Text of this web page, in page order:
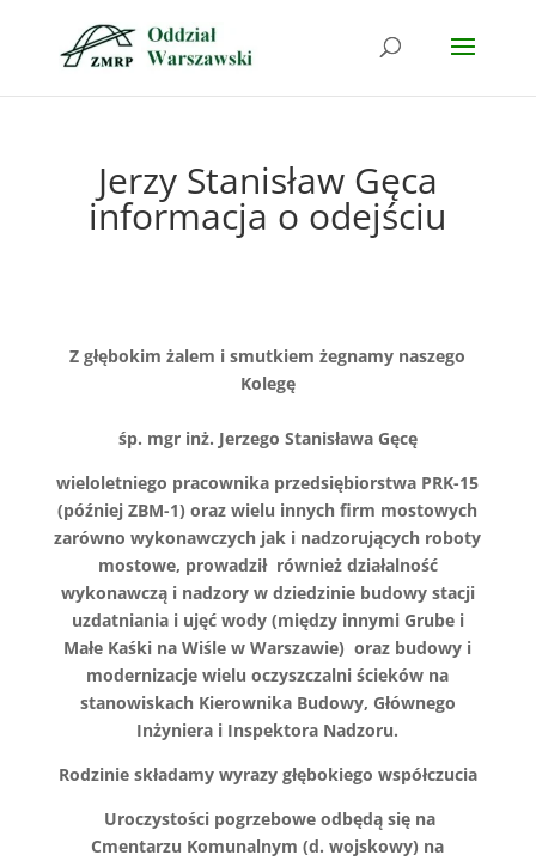
Jerzy Stanisław Gęca
informacja o odejściu
Z głębokim żalem i smutkiem żegnamy naszego
Kolegę
śp. mgr inż. Jerzego Stanisława Gęcę
wieloletniego pracownika przedsiębiorstwa PRK-15
(później ZBM-1) oraz wielu innych firm mostowych
zarówno wykonawczych jak i nadzorujących roboty
mostowe, prowadził również działalność
wykonawczą i nadzory w dziedzinie budowy stacji
uzdatniania i ujęć wody (między innymi Grube i
Małe Kaśki na Wiśle w Warszawie) oraz budowy i
modernizacje wielu oczyszczalni ścieków na
stanowiskach Kierownika Budowy, Głównego
Inżyniera i Inspektora Nadzoru.
Rodzinie składamy wyrazy głębokiego współczucia
Uroczystości pogrzebowe odbędą się na
Cmentarzu Komunalnym (d. wojskowy) na